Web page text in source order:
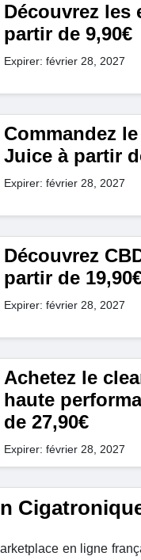
Découvrez les
partir de 9,90€
Expirer: février 28, 2027
Commandez
Juice à partir
Expirer: février 28, 2027
Découvrez
partir de
Expirer: février 28, 2027
Achetez le
haute
de 27,90€
Expirer: février 28, 2027
en ligne